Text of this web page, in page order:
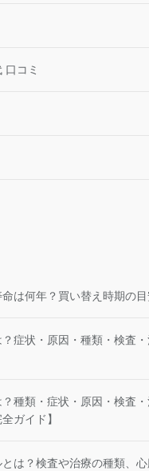
口コミ
命は何年？買い替え時期の
症状・原因・種類・検査
種類・症状・原因・検査
ガイド】
は？検査や治療の種類、